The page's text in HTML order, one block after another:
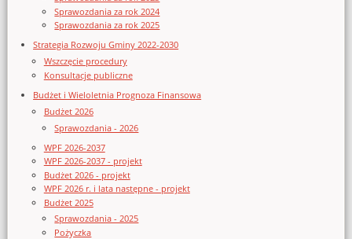
Sprawozdania za rok 2024
Sprawozdania za rok 2025
Strategia Rozwoju Gminy 2022-2030
Wszczęcie procedury
Konsultacje publiczne
Budżet i Wieloletnia Prognoza Finansowa
Budżet 2026
Sprawozdania - 2026
WPF 2026-2037
WPF 2026-2037 - projekt
Budżet 2026 - projekt
WPF 2026 r. i lata następne - projekt
Budżet 2025
Sprawozdania - 2025
Pożyczka